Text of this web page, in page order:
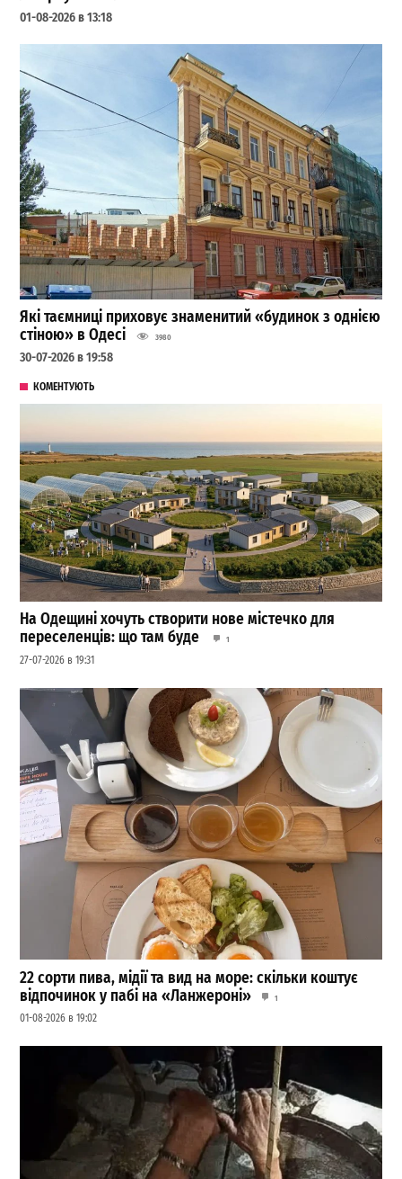
01-08-2026 в 13:18
Які таємниці приховує знаменитий «будинок з однією
стіною» в Одесі
3980
30-07-2026 в 19:58
КОМЕНТУЮТЬ
На Одещині хочуть створити нове містечко для
переселенців: що там буде
1
27-07-2026 в 19:31
22 сорти пива, мідії та вид на море: скільки коштує
відпочинок у пабі на «Ланжероні»
1
01-08-2026 в 19:02